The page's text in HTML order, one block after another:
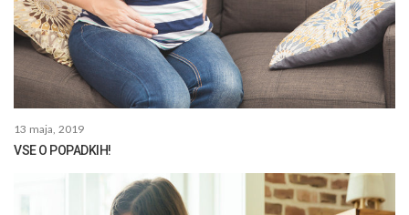
13 maja, 2019
VSE O POPADKIH!